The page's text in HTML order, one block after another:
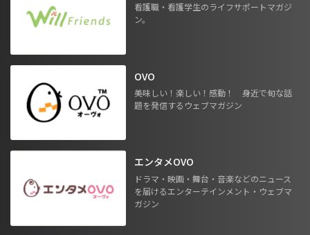
看護職・看護学生のライフサポートマガジ
ン。
OVO
美味しい！楽しい！感動！ 身近で旬な話
題を発信するウェブマガジン
エンタメOVO
ドラマ・映画・舞台・音楽などのニュース
を届けるエンターテインメント・ウェブマ
ガジン